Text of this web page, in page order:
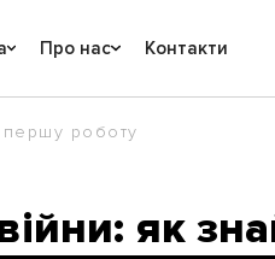
Про нас Контакти
першу роботу
як